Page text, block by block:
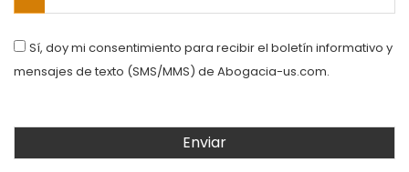
Consent
Sí, doy mi consentimiento para recibir el boletín informativo y
mensajes de texto (SMS/MMS) de Abogacia-us.com.